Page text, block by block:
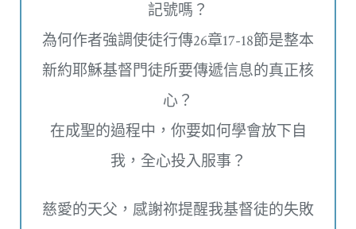
記號嗎？
為何作者強調使徒行傳26章17-18節是整本
新約耶穌基督門徒所要傳遞信息的真正核
心？
在成聖的過程中，你要如何學會放下自
我，全心投入服事？
慈愛的天父，感謝祢提醒我基督徒的失敗